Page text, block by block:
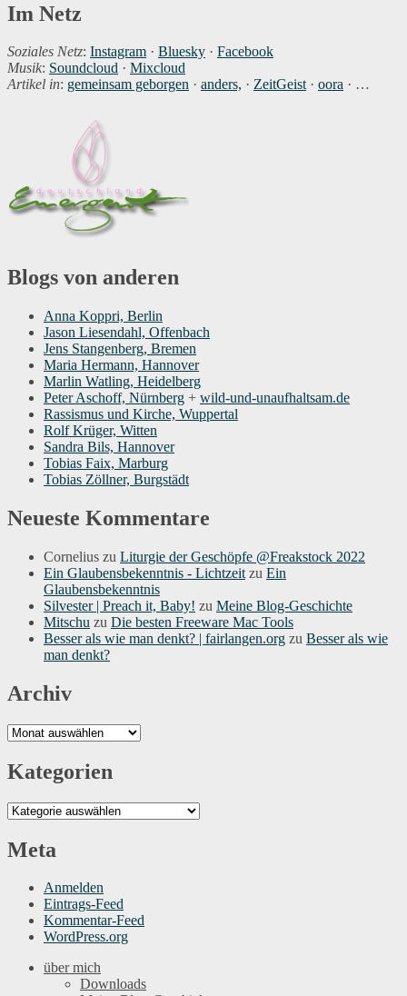
Im Netz
Soziales Netz: Instagram · Bluesky · Facebook
Musik: Soundcloud · Mixcloud
Artikel in: gemeinsam geborgen · anders, · ZeitGeist· oora · …
Blogs von anderen
Anna Koppri, Berlin
Jason Liesendahl, Offenbach
Jens Stangenberg, Bremen
Maria Hermann, Hannover
Marlin Watling, Heidelberg
Peter Aschoff, Nürnberg + wild-und-unaufhaltsam.de
Rassismus und Kirche, Wuppertal
Rolf Krüger, Witten
Sandra Bils, Hannover
Tobias Faix, Marburg
Tobias Zöllner, Burgstädt
Neueste Kommentare
Cornelius zu Liturgie der Geschöpfe @Freakstock 2022
Ein Glaubensbekenntnis - Lichtzeit zu Ein
Glaubensbekenntnis
Silvester | Preach it, Baby! zu Meine Blog-Geschichte
Mitschu zu Die besten Freeware Mac Tools
Besser als wie man denkt? | fairlangen.org zu Besser als wie
man denkt?
Archiv
Archiv
Kategorien
Kategorien
Meta
Anmelden
Eintrags-Feed
Kommentar-Feed
WordPress.org
über mich
Downloads